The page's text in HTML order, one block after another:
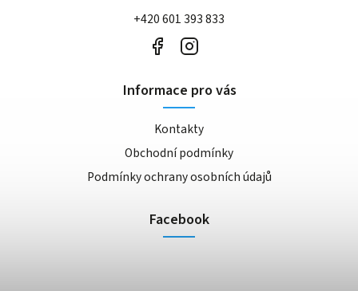
+420 601 393 833
Informace pro vás
Kontakty
Obchodní podmínky
Podmínky ochrany osobních údajů
Facebook